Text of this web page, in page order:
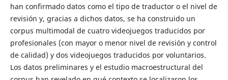
han confirmado datos como el tipo de traductor o el nivel de
revisión y, gracias a dichos datos, se ha construido un
corpus multimodal de cuatro videojuegos traducidos por
profesionales (con mayor o menor nivel de revisión y control
de calidad) y dos videojuegos traducidos por voluntarios.
Los datos preliminares y el estudio macroestructural del